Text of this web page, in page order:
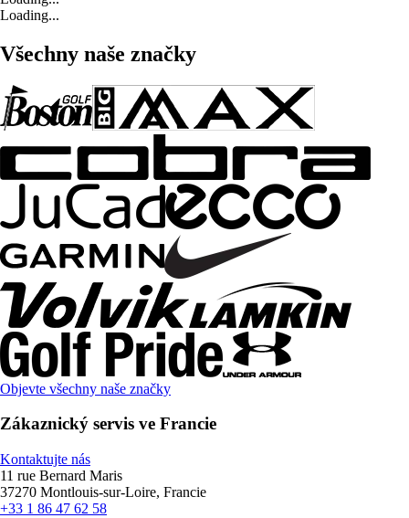
Loading...
Všechny naše značky
Objevte všechny naše značky
Zákaznický servis ve Francie
Kontaktujte nás
11 rue Bernard Maris
37270 Montlouis-sur-Loire, Francie
+33 1 86 47 62 58